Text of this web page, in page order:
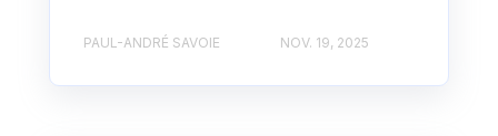
PAUL-ANDRÉ SAVOIE NOV. 19, 2025